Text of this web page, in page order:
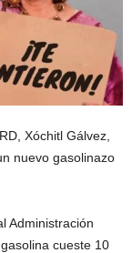
Xóchitl Gálvez,
nuevo gasolinazo
Administración
cueste 10